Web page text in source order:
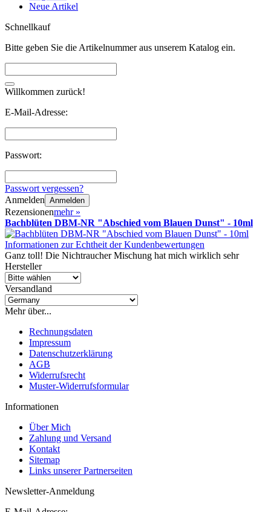
Neue Artikel
Schnellkauf
Bitte geben Sie die Artikelnummer aus unserem Katalog ein.
Willkommen zurück!
E-Mail-Adresse:
Passwort:
Passwort vergessen?
Anmelden Anmelden
Rezensionenmehr »
Bachblüten DBM-NR "Abschied vom Blauen Dunst" - 10ml
Informationen zur Echtheit der Kundenbewertungen
Ganz toll! Die Nichtraucher Mischung hat mich wirklich sehr
Hersteller
Versandland
Mehr über...
Rechnungsdaten
Impressum
Datenschutzerklärung
AGB
Widerrufsrecht
Muster-Widerrufsformular
Informationen
Über Mich
Zahlung und Versand
Kontakt
Sitemap
Links unserer Partnerseiten
Newsletter-Anmeldung